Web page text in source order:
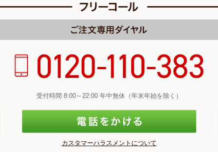
受付時間 8:00～22:00 年中無休（年末年始を除く）
カスタマーハラスメントについて